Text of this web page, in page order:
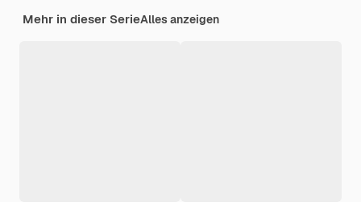
Mehr in dieser SerieAlles anzeigen